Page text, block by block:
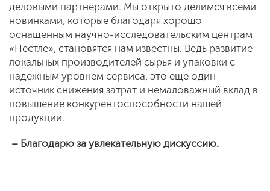
деловыми партнерами. Мы открыто делимся всеми
новинками, которые благодаря хорошо
оснащенным научно-исследовательским центрам
«Нестле», становятся нам известны. Ведь развитие
локальных производителей сырья и упаковки с
надежным уровнем сервиса, это еще один
источник снижения затрат и немаловажный вклад в
повышение конкурентоспособности нашей
продукции.
– Благодарю за увлекательную дискуссию.